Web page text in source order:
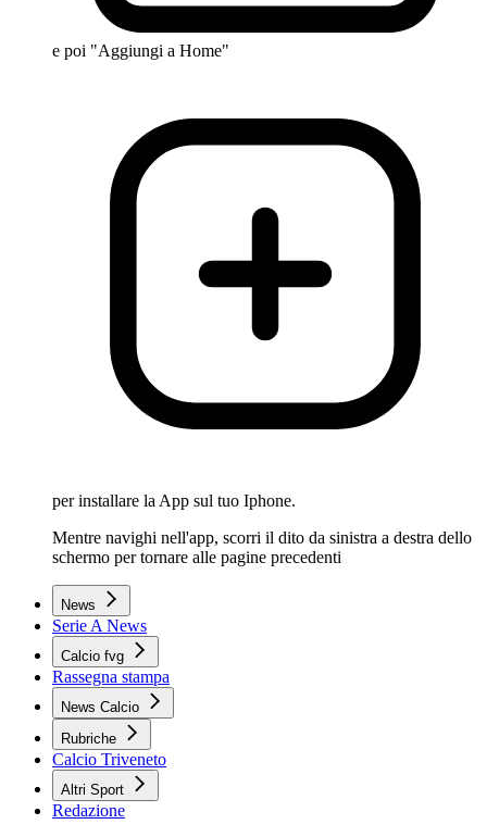
e poi "Aggiungi a Home"
per installare la App sul tuo Iphone.
Mentre navighi nell'app, scorri il dito da sinistra a destra dello
schermo per tornare alle pagine precedenti
News
Serie A News
Calcio fvg
Rassegna stampa
News Calcio
Rubriche
Calcio Triveneto
Altri Sport
Redazione